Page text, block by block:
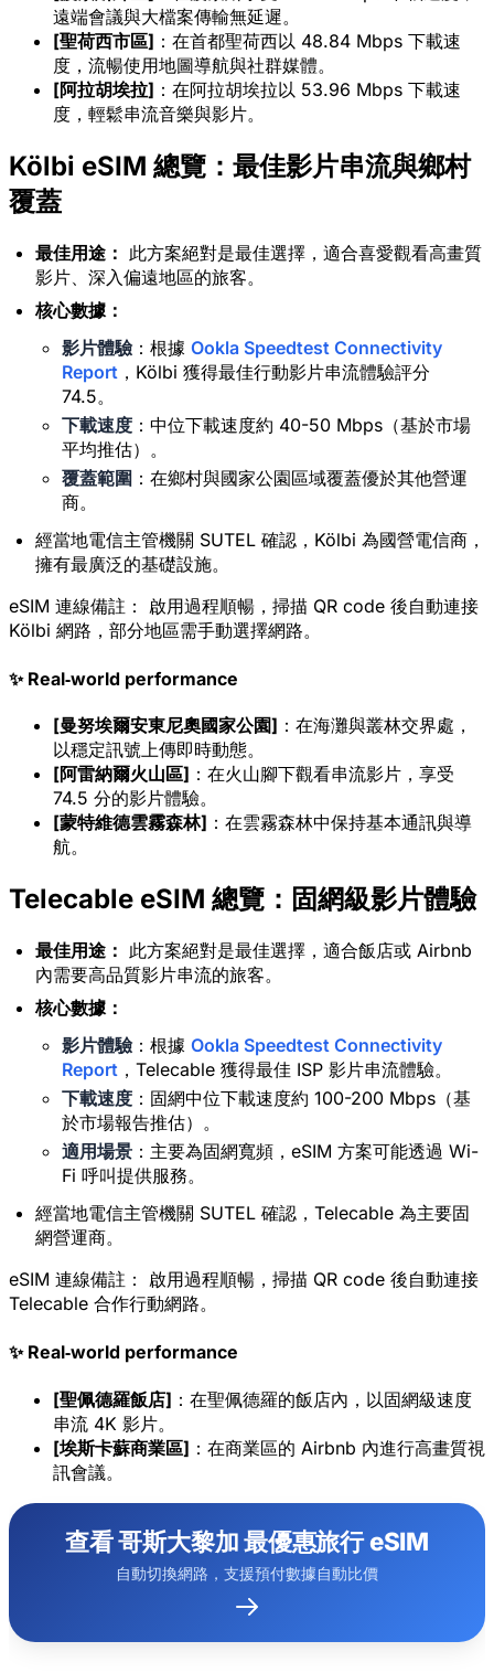
遠端會議與大檔案傳輸無延遲。
[聖荷西市區] ：在首都聖荷西以 48.84 Mbps 下載速
度，流暢使用地圖導航與社群媒體。
[阿拉胡埃拉] ：在阿拉胡埃拉以 53.96 Mbps 下載速
度，輕鬆串流音樂與影片。
Kölbi eSIM 總覽：最佳影片串流與鄉村
覆蓋
最佳用途： 此方案絕對是最佳選擇，適合喜愛觀看高畫質
影片、深入偏遠地區的旅客。
核心數據：
影片體驗：根據 Ookla Speedtest Connectivity
Report ，Kölbi 獲得最佳行動影片串流體驗評分
74.5。
下載速度 ：中位下載速度約 40-50 Mbps（基於市場
平均推估）。
覆蓋範圍 ：在鄉村與國家公園區域覆蓋優於其他營運
商。
經當地電信主管機關 SUTEL 確認，Kölbi 為國營電信商，
擁有最廣泛的基礎設施。
eSIM 連線備註：
啟用過程順暢，掃描 QR code 後自動連接
Kölbi 網路，部分地區需手動選擇網路。
✨ Real‑world performance
[曼努埃爾安東尼奧國家公園] ：在海灘與叢林交界處，
以穩定訊號上傳即時動態。
[阿雷納爾火山區] ：在火山腳下觀看串流影片，享受
74.5 分的影片體驗。
[蒙特維德雲霧森林] ：在雲霧森林中保持基本通訊與導
航。
Telecable eSIM 總覽：固網級影片體驗
最佳用途： 此方案絕對是最佳選擇，適合飯店或 Airbnb
內需要高品質影片串流的旅客。
核心數據：
影片體驗：根據 Ookla Speedtest Connectivity
Report ，Telecable 獲得最佳 ISP 影片串流體驗。
下載速度 ：固網中位下載速度約 100-200 Mbps（基
於市場報告推估）。
適用場景 ：主要為固網寬頻，eSIM 方案可能透過 Wi-
Fi 呼叫提供服務。
經當地電信主管機關 SUTEL 確認，Telecable 為主要固
網營運商。
eSIM 連線備註：
啟用過程順暢，掃描 QR code 後自動連接
Telecable 合作行動網路。
✨ Real‑world performance
[聖佩德羅飯店] ：在聖佩德羅的飯店內，以固網級速度
串流 4K 影片。
[埃斯卡蘇商業區] ：在商業區的 Airbnb 內進行高畫質視
訊會議。
查看 哥斯大黎加 最優惠旅行 eSIM
自動切換網路，支援預付數據自動比價
限時優惠